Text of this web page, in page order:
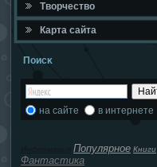
Твοрчествο
Карта сайта
Поисκ
на сайте в интернете
Популярное Книги
Фантастика